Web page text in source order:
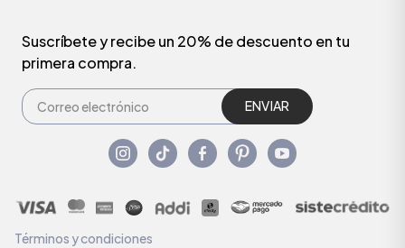
Suscríbete y recibe un 20% de descuento en tu
primera compra.
ENVIAR
Términos y condiciones